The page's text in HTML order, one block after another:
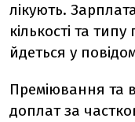
лікують.
кількості та
йдеться у
Преміювання та
доплат за